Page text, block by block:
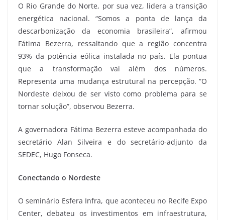
O Rio Grande do Norte, por sua vez, lidera a transição
energética nacional. “Somos a ponta de lança da
descarbonização da economia brasileira”, afirmou
Fátima Bezerra, ressaltando que a região concentra
93% da potência eólica instalada no país. Ela pontua
que a transformação vai além dos números.
Representa uma mudança estrutural na percepção. “O
Nordeste deixou de ser visto como problema para se
tornar solução”, observou Bezerra.
A governadora Fátima Bezerra esteve acompanhada do
secretário Alan Silveira e do secretário-adjunto da
SEDEC, Hugo Fonseca.
Conectando o Nordeste
O seminário Esfera Infra, que aconteceu no Recife Expo
Center, debateu os investimentos em infraestrutura,